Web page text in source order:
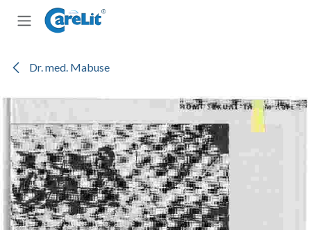
Zum Inhalt springen
Dr. med. Mabuse